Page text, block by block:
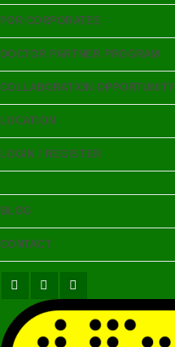
FOR CORPORATES
DOCTOR PARTNER PROGRAM
COLLABORATION OPPORTUNITY
LOCATION
LOGIN / REGISTER
BLOG
CONTACT